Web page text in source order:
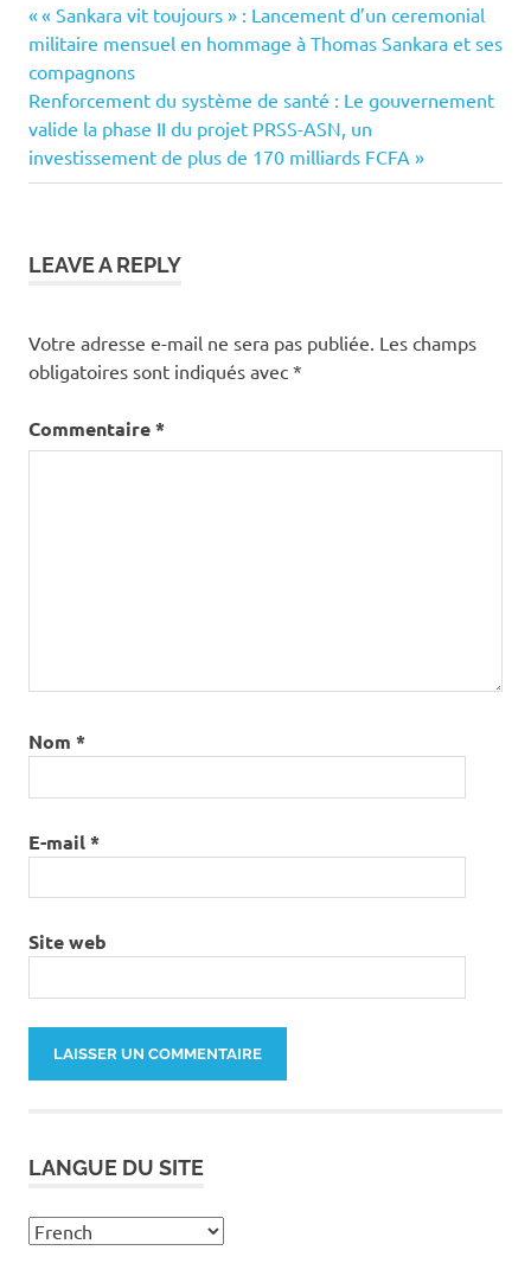
Navigation
de
l’article
Previous
Post:
‎« Sankara vit toujours » : Lancement d’un ceremonial
militaire mensuel en hommage à Thomas Sankara et ses
compagnons
Next
Post:
Renforcement du système de santé : Le gouvernement
valide la phase II du projet PRSS-ASN, un
investissement de plus de 170 milliards FCFA
LEAVE A REPLY
Votre adresse e-mail ne sera pas publiée. Les champs
obligatoires sont indiqués avec *
Commentaire*
Nom *
E-mail*
Site web
LANGUE DU SITE